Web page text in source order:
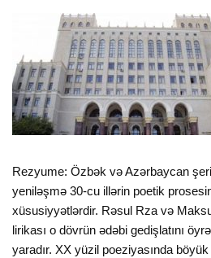
Rezyume: Özbək və Azərbaycan
yeniləşmə 30-cu illərin poetik
xüsusiyyətlərdir. Rəsul Rza və
lirikası o dövrün ədəbi gedişlatını
yaradır. XX yüzil poeziyasında